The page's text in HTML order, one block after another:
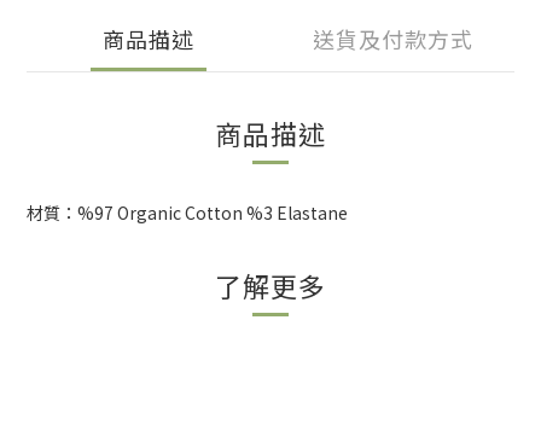
商品描述 送貨及付款方式
商品描述
材質：%97 Organic Cotton %3 Elastane
了解更多